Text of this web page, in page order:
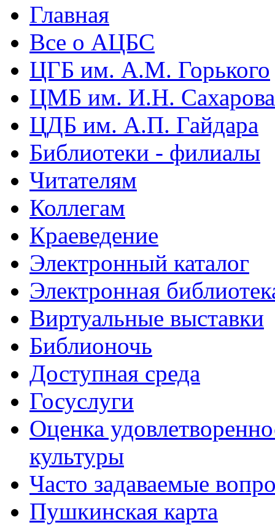
Главная
Все о АЦБС
ЦГБ им. А.М. Горького
ЦМБ им. И.Н. Сахарова
ЦДБ им. А.П. Гайдара
Библиотеки - филиалы
Читателям
Коллегам
Краеведение
Электронный каталог
Электронная
Виртуальные выставки
Библионочь
Доступная среда
Госуслуги
Оценка
культуры
Часто задаваемые
Пушкинская карта